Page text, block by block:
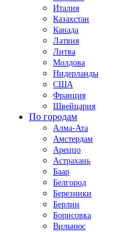
Италия
Казахстан
Канада
Латвия
Литва
Молдова
Нидерланды
США
Франция
Швейцария
По городам
Алма-Ата
Амстердам
Ареццо
Астрахань
Баар
Белгород
Березники
Берлин
Борисовка
Вильнюс